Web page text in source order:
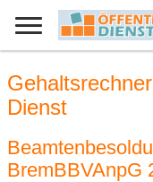
Dienst
BremBBVAnpG